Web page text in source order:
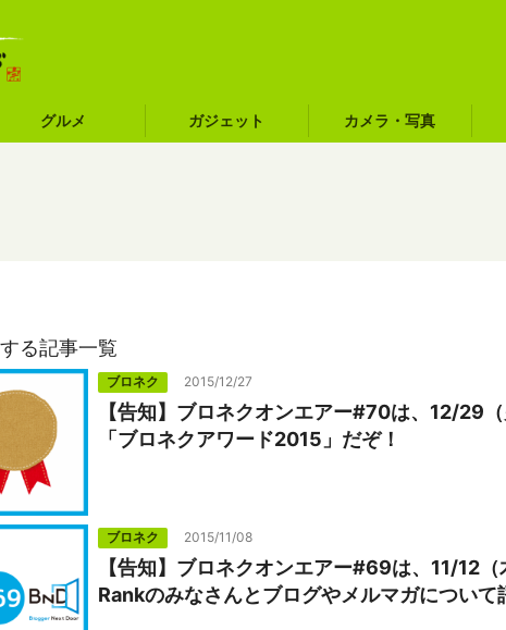
グルメ ガジェット カメラ・写真
る記事一覧
ブロネク 2015/12/27
【告知】ブロネクオンエアー#70は、12/29
「ブロネクアワード2015」だぞ！
ブロネク 2015/11/08
【告知】ブロネクオンエアー#69は、11/12
Rankのみなさんとブログやメルマガについて